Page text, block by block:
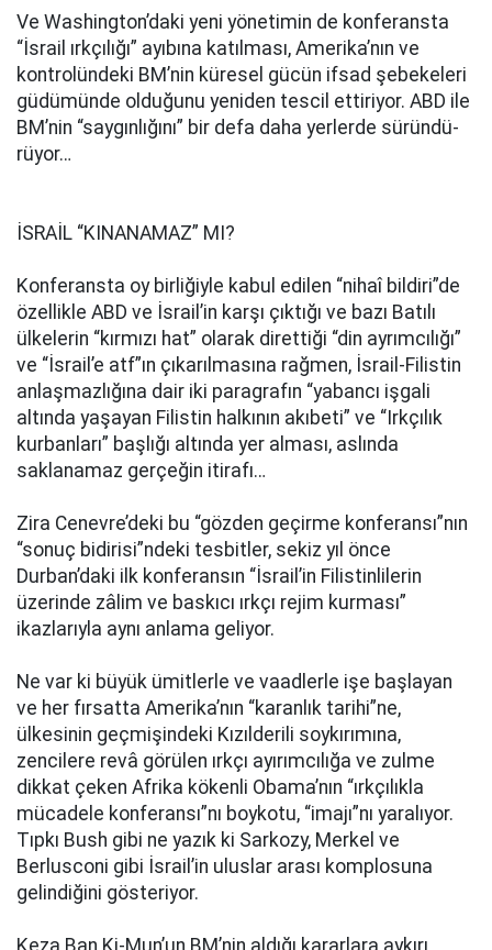
Ve Washington’daki yeni yönetimin de konferansta
“İsrail ırkçılığı” ayıbına katılması, Amerika’nın ve
kontrolündeki BM’nin küresel gücün ifsad şebekeleri
güdümünde olduğunu yeniden tescil ettiriyor. ABD ile
BM’nin “saygınlığını” bir defa daha yerlerde süründü-
rüyor…
İSRAİL “KINANAMAZ” MI?
Konferansta oy birliğiyle kabul edilen “nihaî bildiri”de
özellikle ABD ve İsrail’in karşı çıktığı ve bazı Batılı
ülkelerin “kırmızı hat” olarak direttiği “din ayrımcılığı”
ve “İsrail’e atf”ın çıkarılmasına rağmen, İsrail-Filistin
anlaşmazlığına dair iki paragrafın “yabancı işgali
altında yaşayan Filistin halkının akıbeti” ve “Irkçılık
kurbanları” başlığı altında yer alması, aslında
saklanamaz gerçeğin itirafı…
Zira Cenevre’deki bu “gözden geçirme konferansı”nın
“sonuç bidirisi”ndeki tesbitler, sekiz yıl önce
Durban’daki ilk konferansın “İsrail’in Filistinlilerin
üzerinde zâlim ve baskıcı ırkçı rejim kurması”
ikazlarıyla aynı anlama geliyor.
Ne var ki büyük ümitlerle ve vaadlerle işe başlayan
ve her fırsatta Amerika’nın “karanlık tarihi”ne,
ülkesinin geçmişindeki Kızılderili soykırımına,
zencilere revâ görülen ırkçı ayırımcılığa ve zulme
dikkat çeken Afrika kökenli Obama’nın “ırkçılıkla
mücadele konferansı”nı boykotu, “imajı”nı yaralıyor.
Tıpkı Bush gibi ne yazık ki Sarkozy, Merkel ve
Berlusconi gibi İsrail’in uluslar arası komplosuna
gelindiğini gösteriyor.
Keza Ban Ki-Mun’un BM’nin aldığı kararlara aykırı